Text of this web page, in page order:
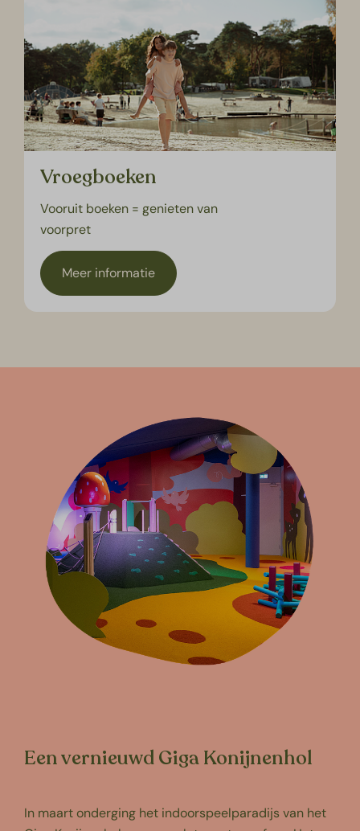
Vroegboeken
Vooruit boeken = genieten van
voorpret
Meer informatie
Een vernieuwd Giga Konijnenhol
In maart onderging het indoorspeelparadijs van het